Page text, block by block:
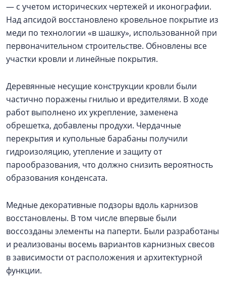
— с учетом исторических чертежей и иконографии.
Над апсидой восстановлено кровельное покрытие из
меди по технологии «в шашку», использованной при
первоначительном строительстве. Обновлены все
участки кровли и линейные покрытия.
Деревянные несущие конструкции кровли были
частично поражены гнилью и вредителями. В ходе
работ выполнено их укрепление, заменена
обрешетка, добавлены продухи. Чердачные
перекрытия и купольные барабаны получили
гидроизоляцию, утепление и защиту от
парообразования, что должно снизить вероятность
образования конденсата.
Медные декоративные подзоры вдоль карнизов
восстановлены. В том числе впервые были
воссозданы элементы на паперти. Были разработаны
и реализованы восемь вариантов карнизных свесов
в зависимости от расположения и архитектурной
функции.